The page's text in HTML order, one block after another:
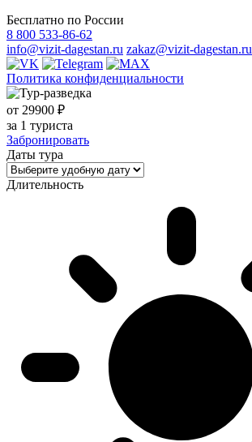
Бесплатно по России
8 800 533-86-62
info@vizit-dagestan.ru zakaz@vizit-dagestan.ru
Политика конфиденциальности
от 29900 ₽
за 1 туриста
Забронировать
Даты тура
Длительность